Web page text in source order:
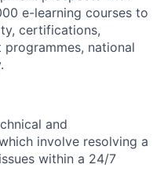
e-learning courses to
certifications,
national
and
involve resolving a
within a 24/7